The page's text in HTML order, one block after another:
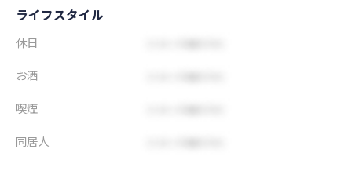
ライフスタイル
休日
お酒
喫煙
同居人